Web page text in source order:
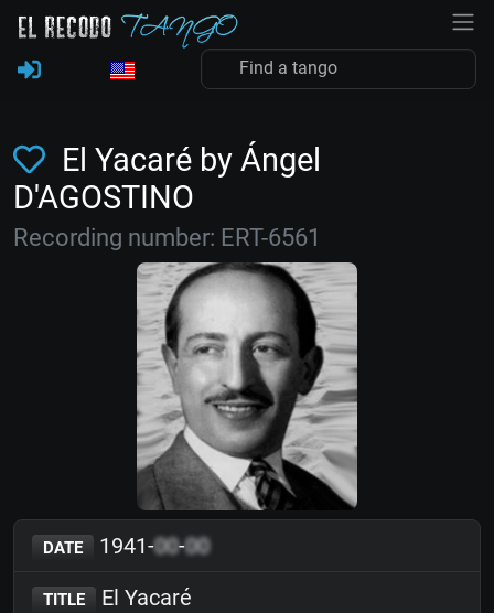
El Yacaré by Ángel
D'AGOSTINO
Recording number: ERT-6561
DATE 1941-00-00
TITLE El Yacaré